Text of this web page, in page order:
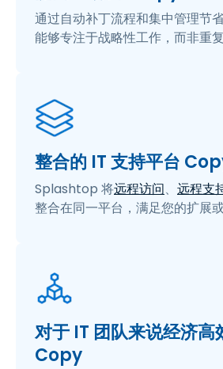
通过自动补丁流程和集中管理节
能够专注于战略性工作，而非重
整合的 IT 支持平台
Splashtop 将远程访问、 远程支
整合在同一平台，满足您的扩展或
对于 IT 团队来说经济高
Copy